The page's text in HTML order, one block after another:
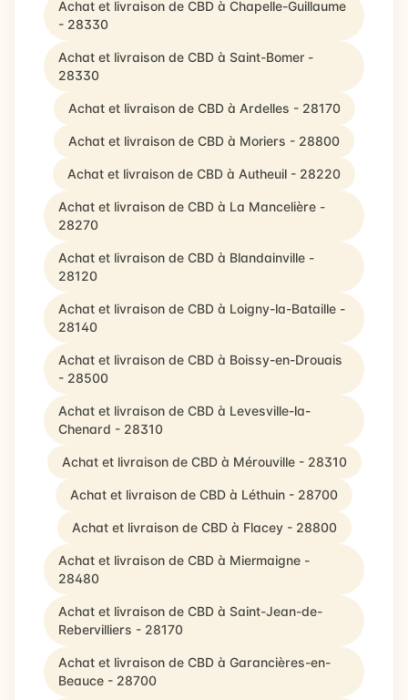
Achat et livraison de CBD à Chapelle-Guillaume
- 28330
Achat et livraison de CBD à Saint-Bomer -
28330
Achat et livraison de CBD à Ardelles - 28170
Achat et livraison de CBD à Moriers - 28800
Achat et livraison de CBD à Autheuil - 28220
Achat et livraison de CBD à La Mancelière -
28270
Achat et livraison de CBD à Blandainville -
28120
Achat et livraison de CBD à Loigny-la-Bataille -
28140
Achat et livraison de CBD à Boissy-en-Drouais
- 28500
Achat et livraison de CBD à Levesville-la-
Chenard - 28310
Achat et livraison de CBD à Mérouville - 28310
Achat et livraison de CBD à Léthuin - 28700
Achat et livraison de CBD à Flacey - 28800
Achat et livraison de CBD à Miermaigne -
28480
Achat et livraison de CBD à Saint-Jean-de-
Rebervilliers - 28170
Achat et livraison de CBD à Garancières-en-
Beauce - 28700